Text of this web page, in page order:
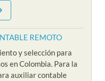
REMOTO
y selección para
en Colombia. Para la
auxiliar contable